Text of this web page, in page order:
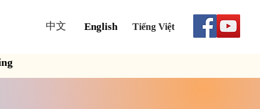
中文 English Tiếng Việt